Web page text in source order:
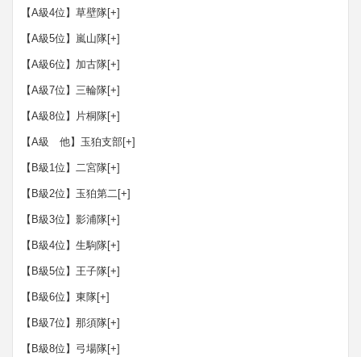
【A級4位】草壁隊[+]
【A級5位】嵐山隊[+]
【A級6位】加古隊[+]
【A級7位】三輪隊[+]
【A級8位】片桐隊[+]
【A級 他】玉狛支部[+]
【B級1位】二宮隊[+]
【B級2位】玉狛第二[+]
【B級3位】影浦隊[+]
【B級4位】生駒隊[+]
【B級5位】王子隊[+]
【B級6位】東隊[+]
【B級7位】那須隊[+]
【B級8位】弓場隊[+]